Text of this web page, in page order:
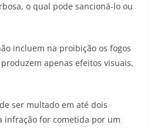
o qual pode sancioná-lo ou
incluem na proibição os fogos
apenas efeitos visuais,
ser multado em até dois
infração for cometida por um